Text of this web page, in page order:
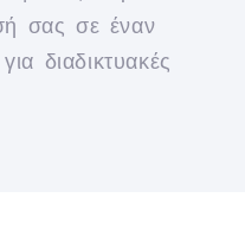
σας σε έναν
διαδικτυακές